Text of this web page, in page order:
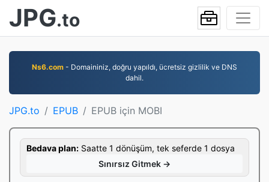
JPG.to
Ns6.com - Domaininiz, doğru yapıldı, ücretsiz gizlilik ve DNS
dahil.
JPG.to EPUB EPUB için MOBI
Bedava plan: Saatte 1 dönüşüm, tek seferde 1 dosya
Sınırsız Gitmek →